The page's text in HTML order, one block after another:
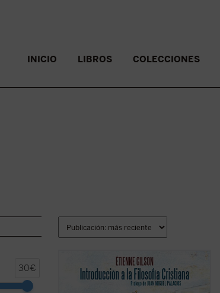
INICIO LIBROS COLECCIONES
30€ Prólogo de Juan Miguel Palacios
En este libro, inédito hasta ahora en